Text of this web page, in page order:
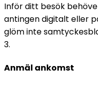
Inför ditt besök
antingen digitalt eller
glöm inte
3.
Anmäl ankomst